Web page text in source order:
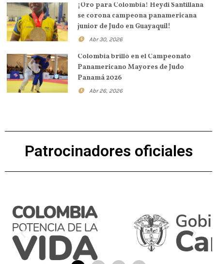
¡Oro para Colombia! Heydi Santillana
se corona campeona panamericana
junior de Judo en Guayaquil!
Abr 30, 2026
Colombia brilló en el Campeonato
Panamericano Mayores de Judo
Panamá 2026
Abr 26, 2026
Patrocinadores oficiales